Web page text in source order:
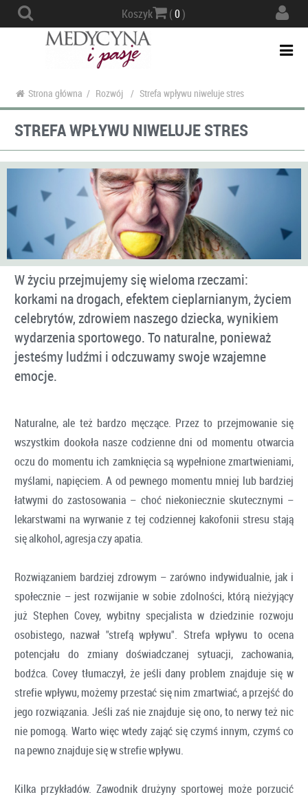
Koszyk (0)
Strona główna / Rozwój / Strefa wpływu niweluje stres
STREFA WPŁYWU NIWELUJE STRES
W życiu przejmujemy się wieloma rzeczami:
korkami na drogach, efektem cieplarnianym, życiem
celebrytów, zdrowiem naszego dziecka, wynikiem
wydarzenia sportowego. To naturalne, ponieważ
jesteśmy ludźmi i odczuwamy swoje wzajemne
emocje.
Naturalne, ale też bardzo męczące. Przez to przejmowanie się
wszystkim dookoła nasze codzienne dni od momentu otwarcia
oczu do momentu ich zamknięcia są wypełnione zmartwieniami,
myślami, napięciem. A od pewnego momentu mniej lub bardziej
łatwymi do zastosowania – choć niekoniecznie skutecznymi –
lekarstwami na wyrwanie z tej codziennej kakofonii stresu stają
się alkohol, agresja czy apatia.
Rozwiązaniem bardziej zdrowym – zarówno indywidualnie, jak i
społecznie – jest rozwijanie w sobie zdolności, którą nieżyjący
już Stephen Covey, wybitny specjalista w dziedzinie rozwoju
osobistego, nazwał "strefą wpływu". Strefa wpływu to ocena
potencjału do zmiany doświadczanej sytuacji, zachowania,
bodźca. Covey tłumaczył, że jeśli dany problem znajduje się w
strefie wpływu, możemy przestać się nim zmartwiać, a przejść do
jego rozwiązania. Jeśli zaś nie znajduje się ono, to nerwy też nic
nie pomogą. Warto więc wtedy zająć się czymś innym, czymś co
na pewno znajduje się w strefie wpływu.
Kilka przykładów. Zawodnik drużyny sportowej może porzucić